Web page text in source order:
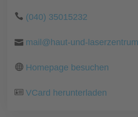
(040) 35015232
mail@haut-und-
Homepage besuchen
VCard herunterladen